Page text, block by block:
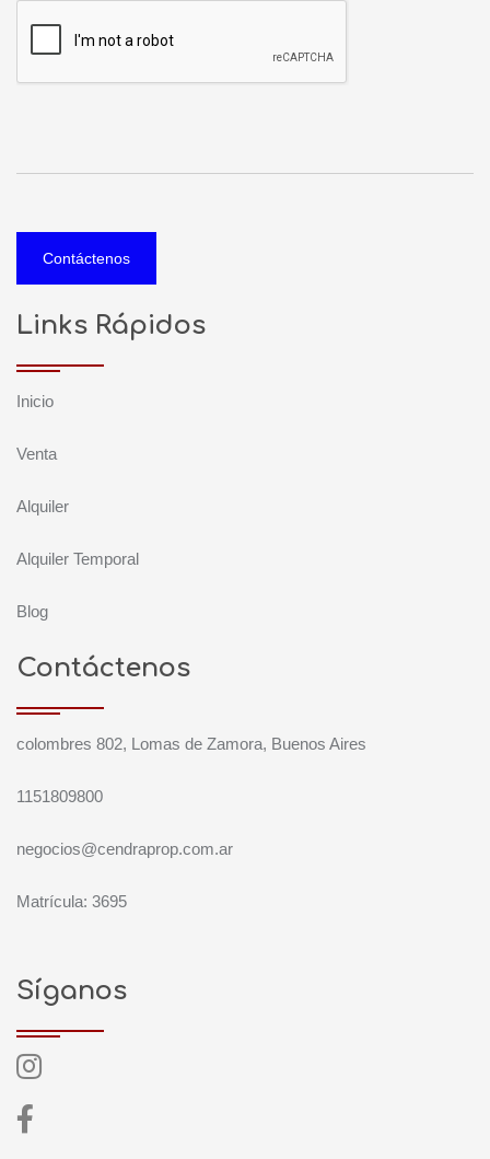
Contáctenos
Links Rápidos
Inicio
Venta
Alquiler
Alquiler Temporal
Blog
Contáctenos
colombres 802, Lomas de Zamora, Buenos Aires
1151809800
negocios@cendraprop.com.ar
Matrícula: 3695
Síganos